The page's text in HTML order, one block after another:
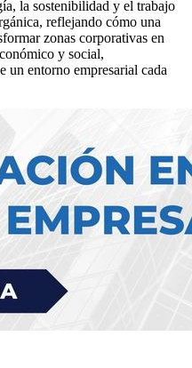
la sostenibilidad y el trabajo
reflejando cómo una
zonas corporativas en
y social,
un entorno empresarial cada